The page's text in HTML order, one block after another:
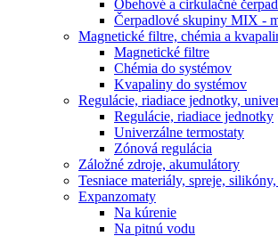
Obehové a cirkulačné
Čerpadlové skupiny MIX -
Magnetické filtre, chémia a
Magnetické filtre
Chémia do systémov
Kvapaliny do systémov
Regulácie, riadiace jednotky,
Regulácie, riadiace jednotky
Univerzálne termostaty
Zónová regulácia
Záložné zdroje, akumulátory
Tesniace materiály, spreje,
Expanzomaty
Na kúrenie
Na pitnú vodu